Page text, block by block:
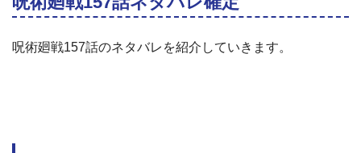
呪術廻戦157話のネタバレを紹介していきます。